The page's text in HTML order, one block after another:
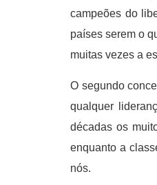
campeões do
países serem o
muitas vezes a
O segundo
qualquer
décadas os
enquanto a
nós.